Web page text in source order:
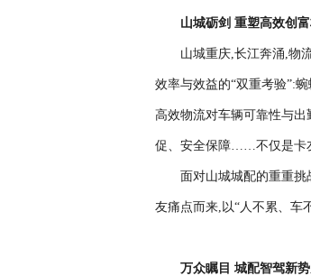
山城砺剑 重塑高效创
山城重庆,长江奔涌,物
效率与效益的“双重考验”:
高效物流对车辆可靠性与
促、安全保障……不仅是卡
面对山城城配的重重
友痛点而来,以“人不累、车
万众瞩目 城配智驾新